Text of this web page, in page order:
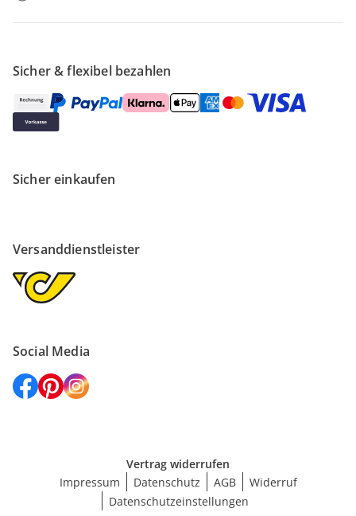
Sicher & flexibel bezahlen
Sicher einkaufen
Versanddienstleister
Social Media
Vertrag widerrufen
Impressum
Datenschutz AGB
Widerruf
Datenschutzeinstellungen